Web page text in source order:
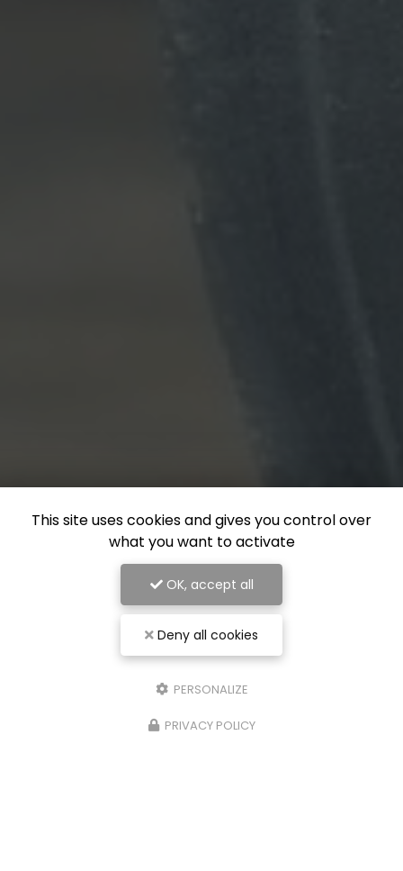
This site uses cookies and gives you control over
what you want to activate
OK, accept all
Deny all cookies
PERSONALIZE
PRIVACY POLICY